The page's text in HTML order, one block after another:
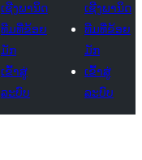
ເຊີງພານິດ
ທີມທີ່ຂ້ອຍ
ມັກ
ເຂົ້າສູ່
ລະບົບ
ເຊີງພານິດ
ທີມທີ່ຂ້ອຍ
ມັກ
ເຂົ້າສູ່
ລະບົບ